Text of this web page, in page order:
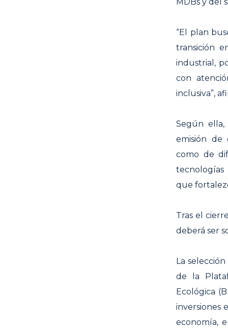
“El plan
transición
industrial,
con
inclusiva”,
Según
emisión de
como de
tecnologías
que
Tras el
deberá ser
La
de la
Ecológica
inversiones
economía,